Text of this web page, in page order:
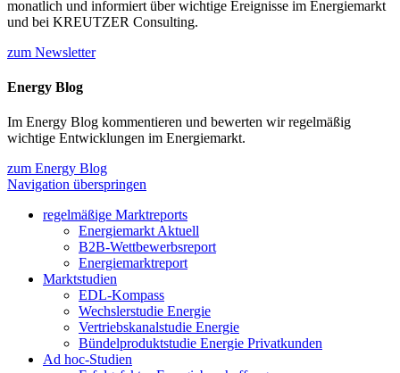
monatlich und informiert über wichtige Ereignisse im Energiemarkt
und bei KREUTZER Consulting.
zum Newsletter
Energy Blog
Im Energy Blog kommentieren und bewerten wir regelmäßig
wichtige Entwicklungen im Energiemarkt.
zum Energy Blog
Navigation überspringen
regelmäßige Marktreports
Energiemarkt Aktuell
B2B-Wettbewerbsreport
Energiemarktreport
Marktstudien
EDL-Kompass
Wechslerstudie Energie
Vertriebskanalstudie Energie
Bündelproduktstudie Energie Privatkunden
Ad hoc-Studien